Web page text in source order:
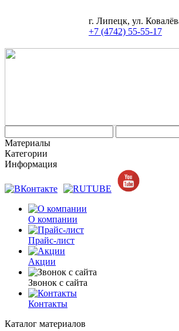
г. Липецк, ул.
+7 (4742) 55-55-17
Материалы
Категории
Информация
О компании
Прайс-лист
Акции
Звонок с сайта
Контакты
Каталог материалов